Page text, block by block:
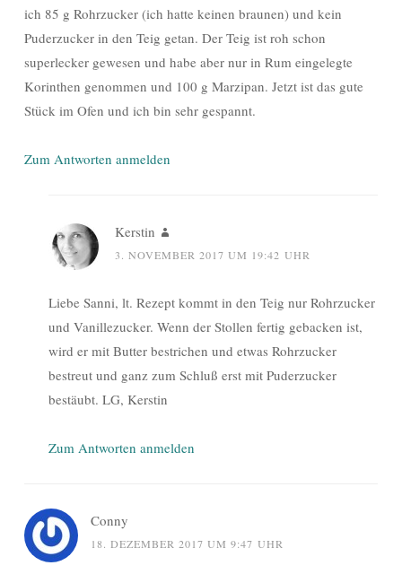
ich 85 g Rohrzucker (ich hatte keinen braunen) und kein
Puderzucker in den Teig getan. Der Teig ist roh schon
superlecker gewesen und habe aber nur in Rum eingelegte
Korinthen genommen und 100 g Marzipan. Jetzt ist das gute
Stück im Ofen und ich bin sehr gespannt.
Zum Antworten anmelden
Kerstin
3. NOVEMBER 2017 UM 19:42 UHR
Liebe Sanni, lt. Rezept kommt in den Teig nur Rohrzucker
und Vanillezucker. Wenn der Stollen fertig gebacken ist,
wird er mit Butter bestrichen und etwas Rohrzucker
bestreut und ganz zum Schluß erst mit Puderzucker
bestäubt. LG, Kerstin
Zum Antworten anmelden
Conny
18. DEZEMBER 2017 UM 9:47 UHR